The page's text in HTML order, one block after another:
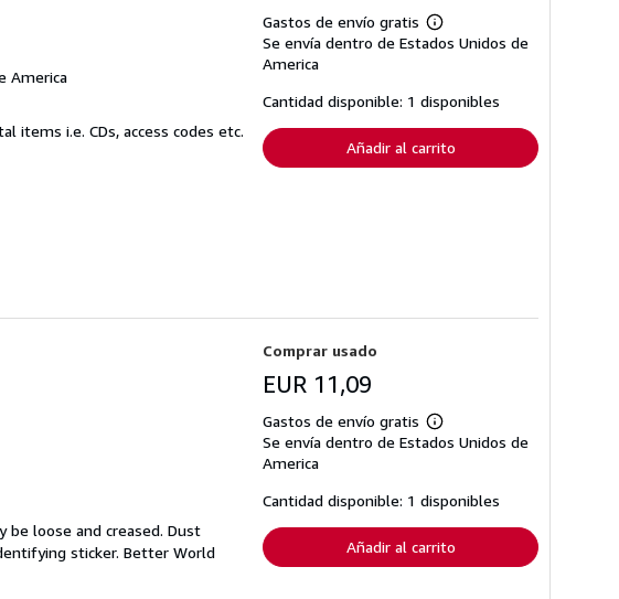
America
items i.e. CDs, access codes etc.
Gastos de envío gratis
Más
información
tarifas
de
envío
Se envía dentro de Estados Unidos de
America
Cantidad disponible: 1 disponibles
Añadir al carrito
be loose and creased. Dust
sticker. Better World
Comprar usado
EUR 11,09
Gastos de envío gratis
Más
información
tarifas
de
envío
Se envía dentro de Estados Unidos de
America
Cantidad disponible: 1 disponibles
Añadir al carrito